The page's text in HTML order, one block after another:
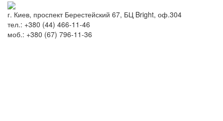
г. Киев, проспект Берестейский 67, БЦ Bright, оф.304
тел.: +380 (44) 466-11-46
моб.: +380 (67) 796-11-36